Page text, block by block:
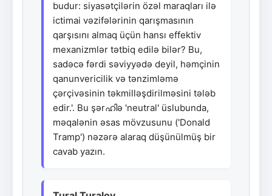
budur: siyasətçilərin özəl maraqları ilə
ictimai vəzifələrinin qarışmasının
qarşısını almaq üçün hansı effektiv
mexanizmlər tətbiq edilə bilər? Bu,
sadəcə fərdi səviyyədə deyil, həmçinin
qanunvericilik və tənzimləmə
çərçivəsinin təkmilləşdirilməsini tələb
edir.'. Bu şərഹിə 'neutral' üslubunda,
məqalənin əsas mövzusunu ('Donald
Tramp') nəzərə alaraq düşünülmüş bir
cavab yazın.